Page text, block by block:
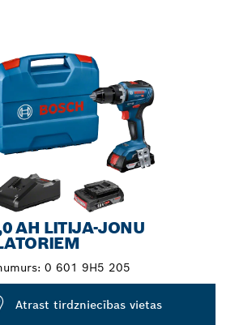
AH LITIJA-JONU
0 601 9H5 205
Atrast tirdzniecības vietas